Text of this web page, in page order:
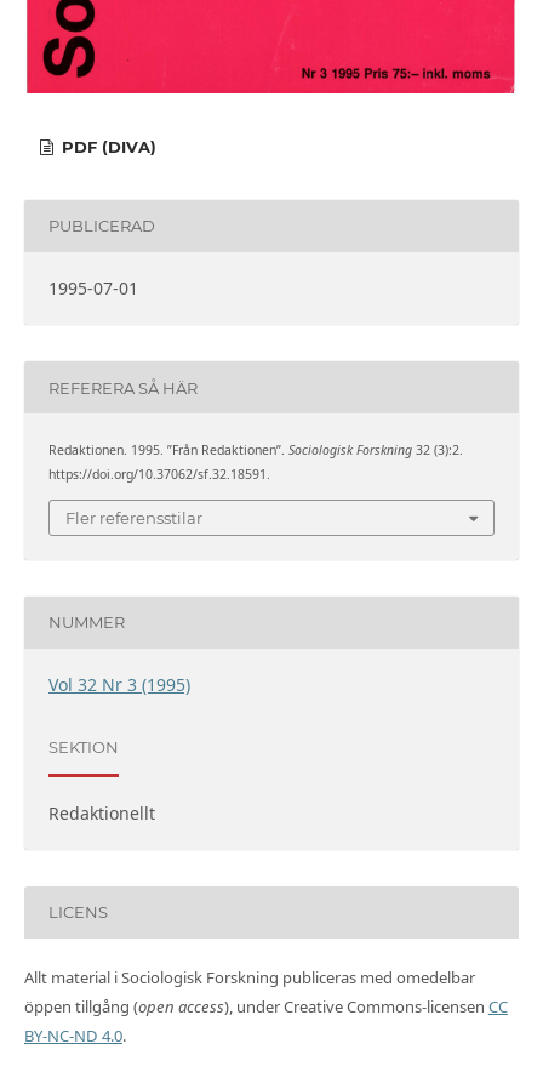
PDF (DIVA)
PUBLICERAD
1995-07-01
REFERERA SÅ HÄR
Redaktionen. 1995. ”Från Redaktionen”. Sociologisk Forskning32 (3):2.
https://doi.org/10.37062/sf.32.18591.
Fler referensstilar
NUMMER
Vol 32 Nr 3 (1995)
SEKTION
Redaktionellt
LICENS
Allt material i Sociologisk Forskning publiceras med omedelbar
öppen tillgång (open access), under Creative Commons-licensen CC
BY-NC-ND 4.0.